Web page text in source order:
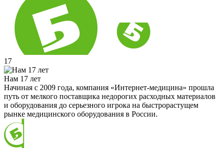
17
Нам 17 лет
Начиная с 2009 года, компания «Интернет-медицина» прошла
путь от мелкого поставщика недорогих расходных материалов
и оборудования до серьезного игрока на быстрорастущем
рынке медицинского оборудования в России.